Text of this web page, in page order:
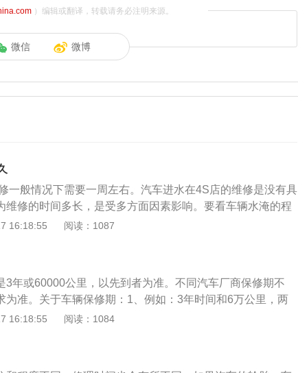
）编辑或翻译，转载请务必注明来源。
微信 微博
一般情况下需要一周左右。汽车进水在4S店的维修是没有具
维修的时间多长，是受多方面因素影响。要看车辆水淹的程
进水程度，包括发动机和变速箱有没有进水，这个都直接影
车辆有多少，如果店内维修车辆特别多，没有多余的师傅进
延长车辆的维修时间。汽车进水的注意事项：尽快把电瓶负
上的各种电器因进水而发生短路；马上对发动机进行检查，
没有进水，进水会导致连杆被顶弯，损坏发动机；检查机油
水会引起机油变质，失去润滑作用，使发动机过度磨损；检
有水会使刹车油变质，致使刹车失灵；如果排气管进了水，
16:18:55 阅读：1087
3年或60000公里，以先到者为准。不同汽车厂商保修期不
为准。关于车辆保修期：1、例如：3年时间和6万公里，两
达到，汽车的保修期就会过期，汽车出现问题时，需要换部
所指定的免费项目。3、要在全国连锁的4S店进行保养维护,
内。4、不要盲目认为3年或者6万公里内出了一切问题都会
16:18:55 阅读：1084